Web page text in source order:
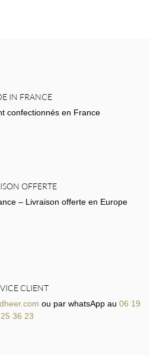
IN FRANCE
confectionnés en France
OFFERTE
– Livraison offerte en Europe
CLIENT
ou par whatsApp au 06 19
25 36 23